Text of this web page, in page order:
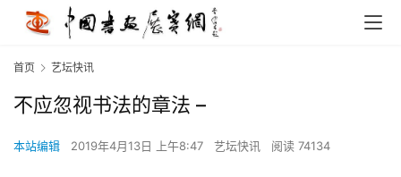
首页 艺坛快讯
不应忽视书法的章法 –
本站编辑 2019年4月13日 上午8:47 艺坛快讯 阅读 74134